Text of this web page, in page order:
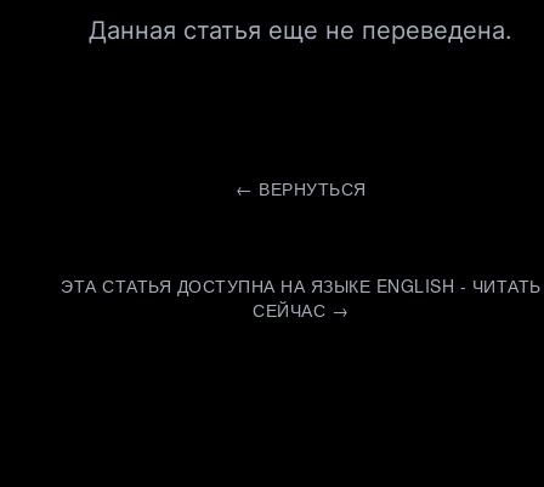
Данная статья еще не переведена.
← ВЕРНУТЬСЯ
ЭТА СТАТЬЯ ДОСТУПНА НА ЯЗЫКЕ ENGLISH - ЧИТАТЬ
СЕЙЧАС →